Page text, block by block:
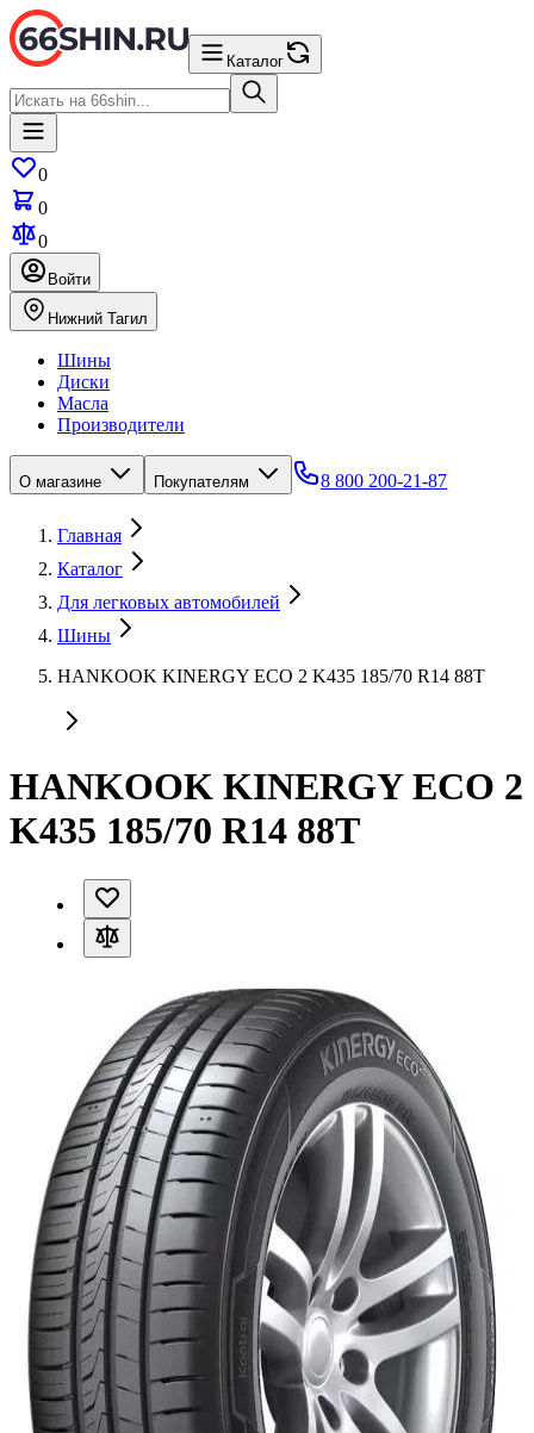
Каталог
0
0
0
Войти
Нижний Тагил
Шины
Диски
Масла
Производители
О магазине Покупателям 8 800 200-21-87
Главная
Каталог
Для легковых автомобилей
Шины
HANKOOK KINERGY ECO 2 K435 185/70 R14 88T
HANKOOK KINERGY ECO 2
K435 185/70 R14 88T